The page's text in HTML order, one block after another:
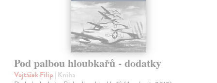
Pod palbou hloubkařů - dodatky
Vojtášek Filip | Kniha